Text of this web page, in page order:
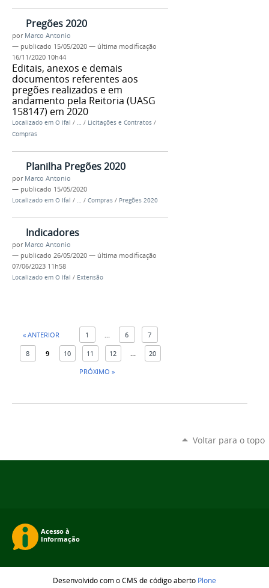
Pregões 2020
por Marco Antonio
— publicado 15/05/2020 — última modificação
16/11/2020 10h44
Editais, anexos e demais
documentos referentes aos
pregões realizados e em
andamento pela Reitoria (UASG
158147) em 2020
Localizado em O Ifal / … / Licitações e Contratos /
Compras
Planilha Pregões 2020
por Marco Antonio
— publicado 15/05/2020
Localizado em O Ifal / … / Compras / Pregões 2020
Indicadores
por Marco Antonio
— publicado 26/05/2020 — última modificação
07/06/2023 11h58
Localizado em O Ifal / Extensão
« ANTERIOR 1 6 7
8 9 10 11 12
20
PRÓXIMO »
Voltar para o topo
Desenvolvido com o CMS de código aberto Plone